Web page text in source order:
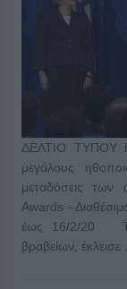
ΔΕΛΤΙΟ ΤΥΠΟΥ
μεγάλους
μεταδόσεις
Αwards
έως 16/2/20 Το
βραβείων, έκλεισε